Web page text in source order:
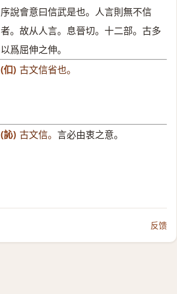
序說會意曰信武是也。人言則無不信
者。故从人言。息晉切。十二部。古多
以爲屈伸之伸。
(㐰) 古文信省也。
(訫) 古文信。 言必由衷之意。
反馈